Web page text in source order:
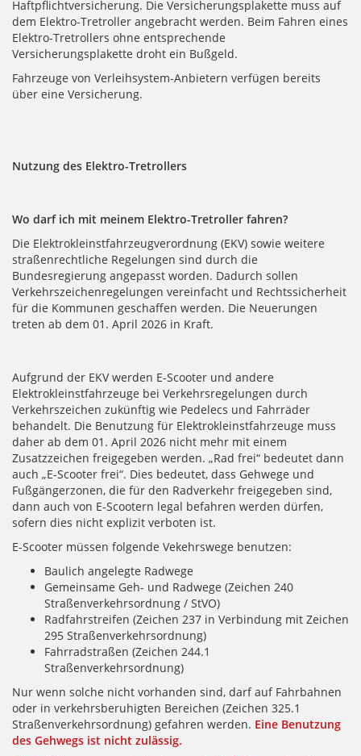
Haftpflichtversicherung. Die Versicherungsplakette muss auf
dem Elektro-Tretroller angebracht werden. Beim Fahren eines
Elektro-Tretrollers ohne entsprechende
Versicherungsplakette droht ein Bußgeld.
Fahrzeuge von Verleihsystem-Anbietern verfügen bereits
über eine Versicherung.
Nutzung des Elektro-Tretrollers
Wo darf ich mit meinem Elektro-Tretroller fahren?
Die Elektrokleinstfahrzeugverordnung (EKV) sowie weitere
straßenrechtliche Regelungen sind durch die
Bundesregierung angepasst worden. Dadurch sollen
Verkehrszeichenregelungen vereinfacht und Rechtssicherheit
für die Kommunen geschaffen werden. Die Neuerungen
treten ab dem 01. April 2026 in Kraft.
Aufgrund der EKV werden E-Scooter und andere
Elektrokleinstfahrzeuge bei Verkehrsregelungen durch
Verkehrszeichen zukünftig wie Pedelecs und Fahrräder
behandelt. Die Benutzung für Elektrokleinstfahrzeuge muss
daher ab dem 01. April 2026 nicht mehr mit einem
Zusatzzeichen freigegeben werden. „Rad frei“ bedeutet dann
auch „E-Scooter frei“. Dies bedeutet, dass Gehwege und
Fußgängerzonen, die für den Radverkehr freigegeben sind,
dann auch von E-Scootern legal befahren werden dürfen,
sofern dies nicht explizit verboten ist.
E-Scooter müssen folgende Vekehrswege benutzen:
Baulich angelegte Radwege
Gemeinsame Geh- und Radwege (Zeichen 240
Straßenverkehrsordnung / StVO)
Radfahrstreifen (Zeichen 237 in Verbindung mit Zeichen
295 Straßenverkehrsordnung)
Fahrradstraßen (Zeichen 244.1
Straßenverkehrsordnung)
Nur wenn solche nicht vorhanden sind, darf auf Fahrbahnen
oder in verkehrsberuhigten Bereichen (Zeichen 325.1
Straßenverkehrsordnung) gefahren werden. Eine Benutzung
des Gehwegs ist nicht zulässig.